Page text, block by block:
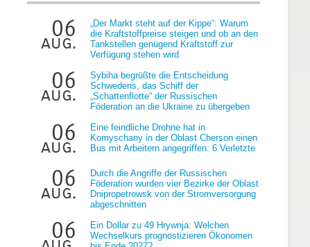
06
aug.
„Der Markt steht auf der Kippe“: Warum
die Kraftstoffpreise steigen und ob an den
Tankstellen genügend Kraftstoff zur
Verfügung stehen wird
06
aug.
Sybiha begrüßte die Entscheidung
Schwedens, das Schiff der
„Schattenflotte“ der Russischen
Föderation an die Ukraine zu übergeben
06
aug.
Eine feindliche Drohne hat in
Komyschany in der Oblast Cherson einen
Bus mit Arbeitern angegriffen: 6 Verletzte
06
aug.
Durch die Angriffe der Russischen
Föderation wurden vier Bezirke der Oblast
Dnipropetrowsk von der Stromversorgung
abgeschnitten
06
Ein Dollar zu 49 Hrywnja: Welchen
Wechselkurs prognostizieren Ökonomen